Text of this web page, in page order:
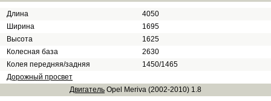
Длина
4050
Ширина
1695
Высота
1625
Колесная база
2630
Колея передняя/задняя
1450/1465
Дорожный просвет
Двигатель Opel Meriva (2002-2010) 1.8